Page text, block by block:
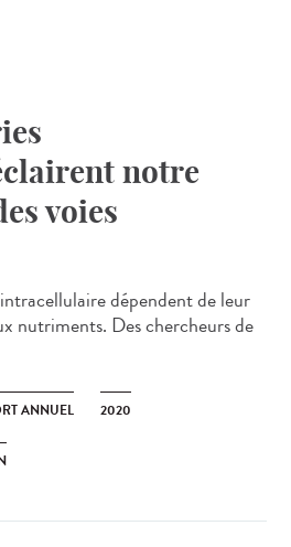
notre
voies
dépendent de leur
nutriments. Des chercheurs de
ANNUEL 2020